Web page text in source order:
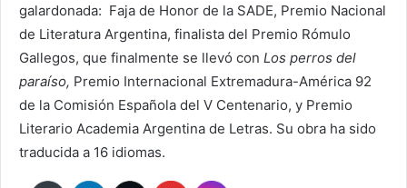
galardonada: Faja de Honor de la SADE, Premio Nacional
de Literatura Argentina, finalista del Premio Rómulo
Gallegos, que finalmente se llevó con Los perros del
paraíso, Premio Internacional Extremadura-América 92
de la Comisión Española del V Centenario, y Premio
Literario Academia Argentina de Letras. Su obra ha sido
traducida a 16 idiomas.